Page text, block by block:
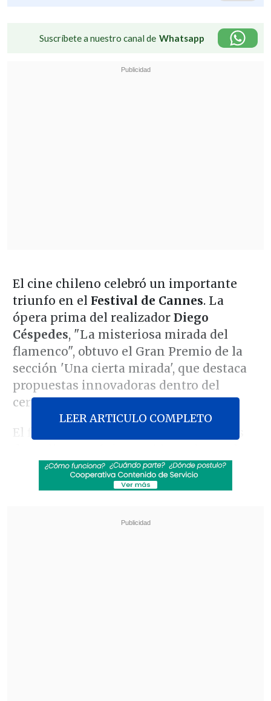
Suscríbete a nuestro canal de Whatsapp
El cine chileno celebró un importante
triunfo en el Festival de Cannes. La
ópera prima del realizador Diego
Céspedes, "La misteriosa mirada del
flamenco", obtuvo el Gran Premio de la
sección 'Una cierta mirada', que destaca
propuestas innovadoras dentro del
certamen.
El filme es un
desierto del norte de Chile durante los
inicios del VIH
, aún sin nombre ni
Lidia, una niña criada
LEER ARTICULO COMPLETO